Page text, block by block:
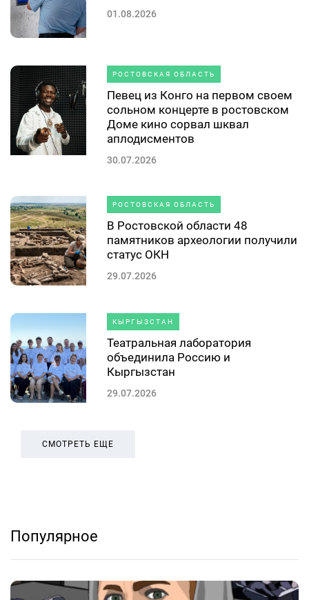
01.08.2026
РОСТОВСКАЯ ОБЛАСТЬ
Певец из Конго на первом своем
сольном концерте в ростовском
Доме кино сорвал шквал
аплодисментов
30.07.2026
РОСТОВСКАЯ ОБЛАСТЬ
В Ростовской области 48
памятников археологии получили
статус ОКН
29.07.2026
КЫРГЫЗСТАН
Театральная лаборатория
объединила Россию и
Кыргызстан
29.07.2026
СМОТРЕТЬ ЕЩЕ
Популярное